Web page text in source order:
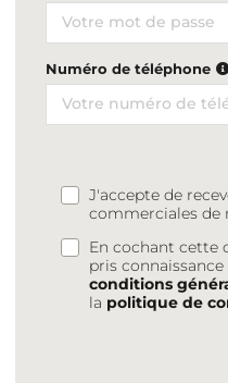
Numéro de téléphone
J'accepte de
commerciales de
En cochant cette
pris
conditions
la politique de